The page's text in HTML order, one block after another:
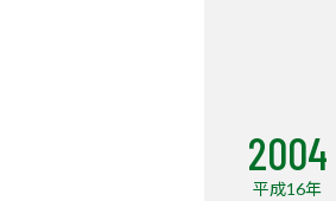
2004
平成16年